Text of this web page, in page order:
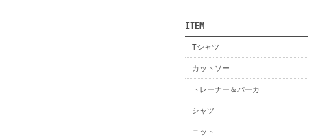
ITEM
Tシャツ
カットソー
トレーナー＆パーカ
シャツ
ニット